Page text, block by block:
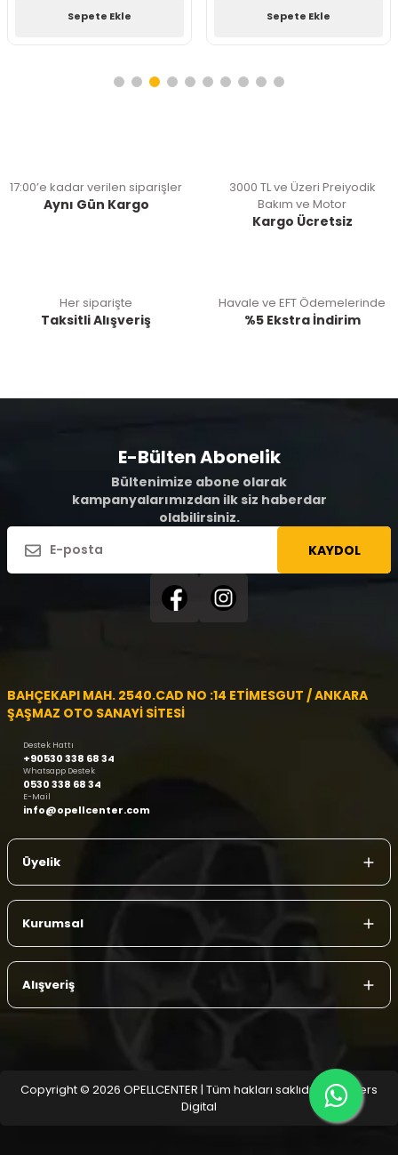
Sepete Ekle Sepete Ekle
17:00’e kadar verilen siparişler
Aynı Gün Kargo
3000 TL ve Üzeri Preiyodik
Bakım ve Motor
Kargo Ücretsiz
Her siparişte
Taksitli Alışveriş
Havale ve EFT Ödemelerinde
%5 Ekstra İndirim
E-Bülten Abonelik
Bültenimize abone olarak
kampanyalarımızdan ilk siz haberdar
olabilirsiniz.
KAYDOL
BAHÇEKAPI MAH. 2540.CAD NO :14 ETİMESGUT / ANKARA
ŞAŞMAZ OTO SANAYİ SİTESİ
Destek Hattı
+90530 338 68 34
Whatsapp Destek
0530 338 68 34
E-Mail
info@opellcenter.com
Üyelik
Kurumsal
Alışveriş
Copyright © 2026 OPELLCENTER | Tüm hakları saklıdır.
| Reliefers
Digital